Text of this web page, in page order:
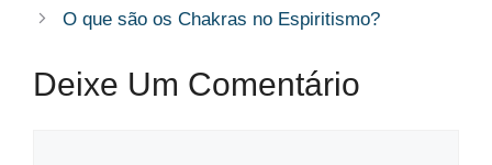
O que são os Chakras no Espiritismo?
Deixe Um Comentário